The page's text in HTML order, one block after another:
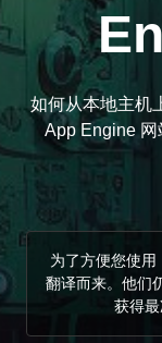
如何从本地主机
App Engine 网
为了方便您使
翻译而来。他们
获得最